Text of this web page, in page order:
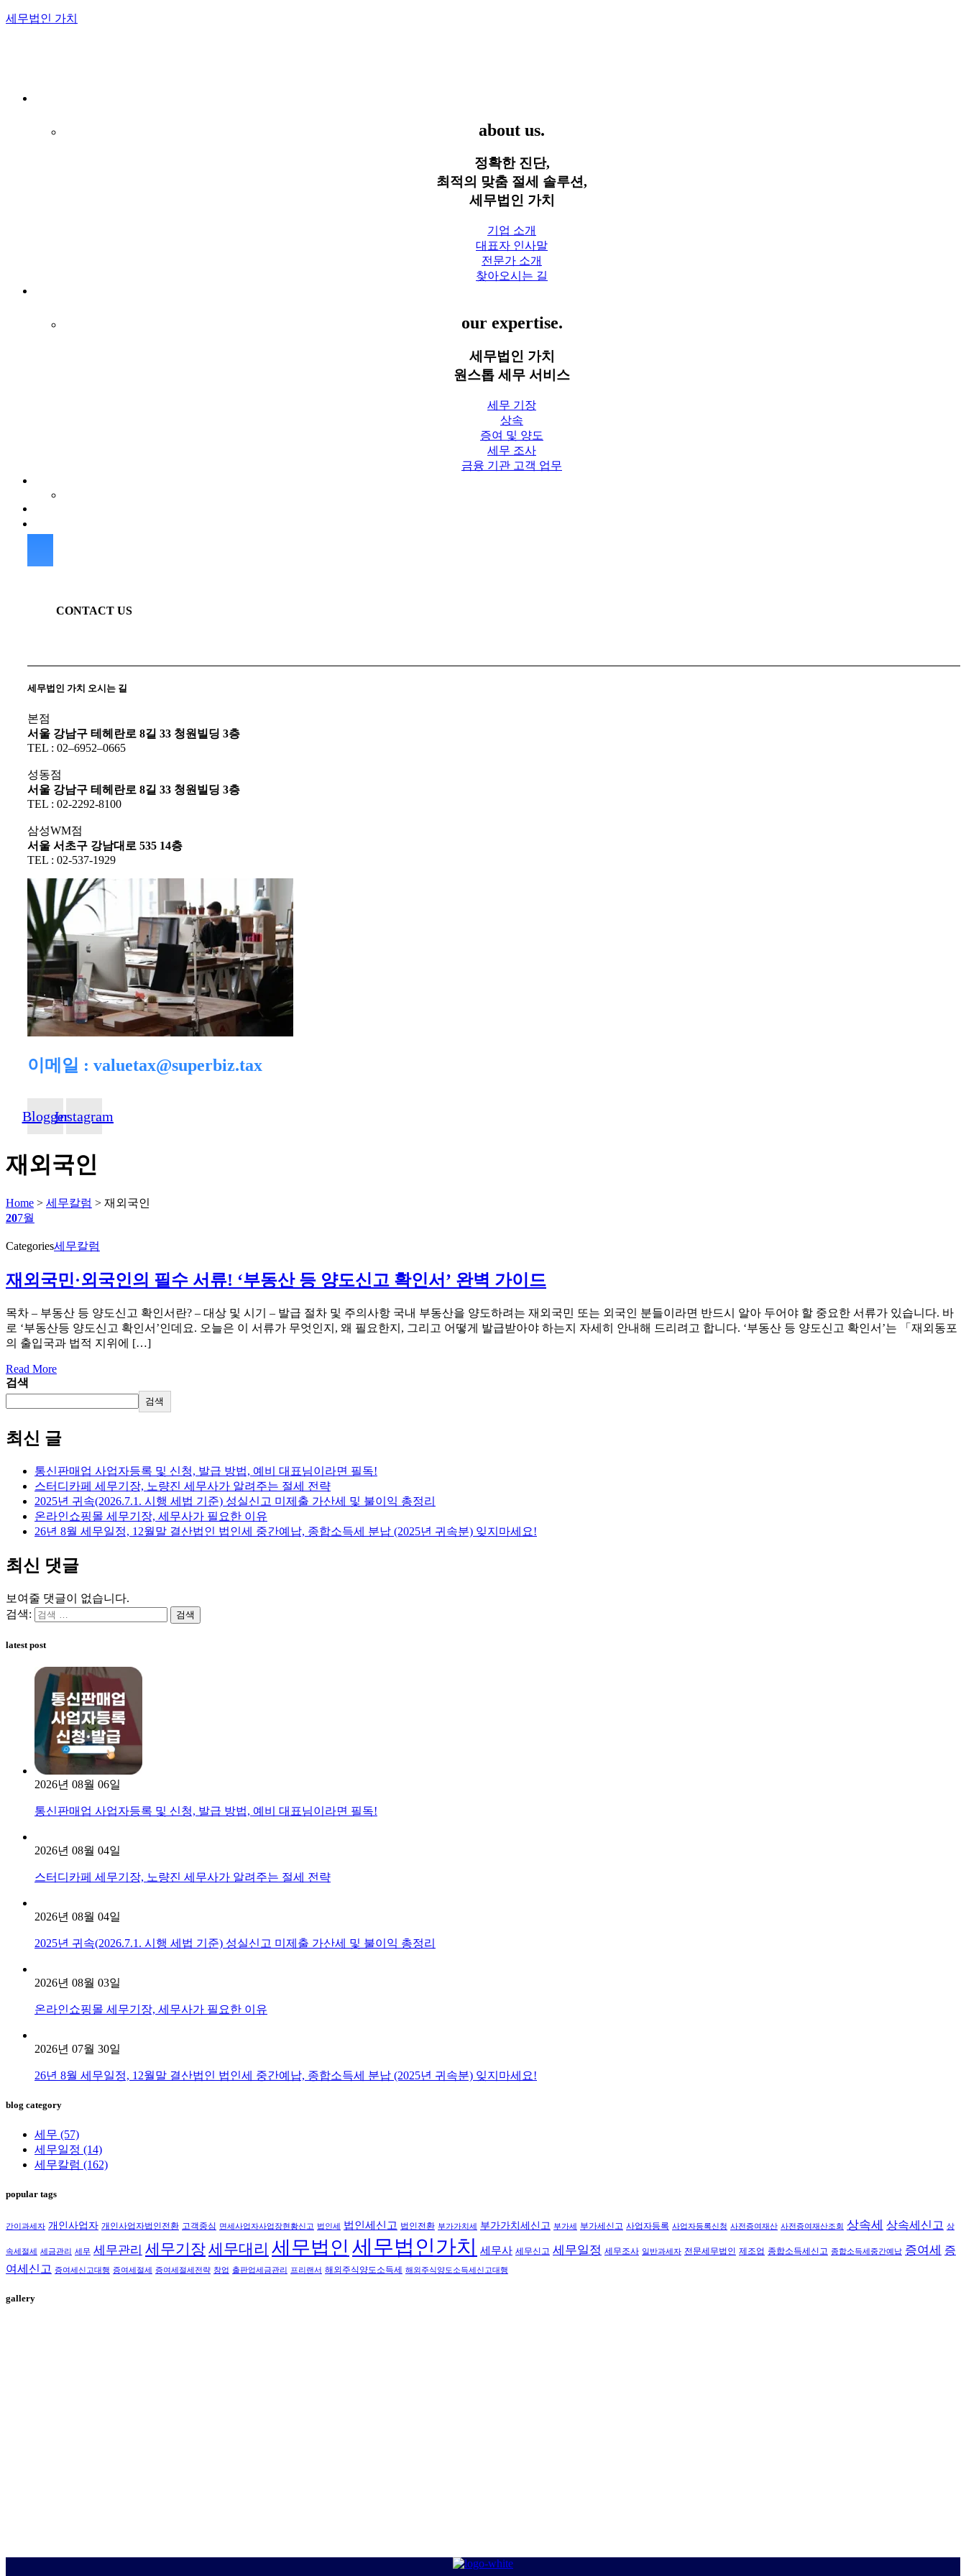
세무법인 가치
about us.
정확한 진단,
최적의 맞춤 절세 솔루션,
세무법인 가치
기업 소개
대표자 인사말
전문가 소개
찾아오시는 길
our expertise.
세무법인 가치
원스톱 세무 서비스
세무 기장
상속
증여 및 양도
세무 조사
금융 기관 고객 업무
CONTACT US
세무법인 가치 오시는 길
본점
서울 강남구 테헤란로 8길 33 청원빌딩 3층
TEL : 02–6952–0665
성동점
서울 강남구 테헤란로 8길 33 청원빌딩 3층
TEL : 02-2292-8100
삼성WM점
서울 서초구 강남대로 535 14층
TEL : 02-537-1929
이메일 : valuetax@superbiz.tax
BloggerInstagram
재외국인
Home > 세무칼럼 > 재외국인
207월
Categories세무칼럼
재외국민·외국인의 필수 서류! ‘부동산 등 양도신고 확인서’ 완벽 가이드
목차 – 부동산 등 양도신고 확인서란? – 대상 및 시기 – 발급 절차 및 주의사항 국내 부동산을 양도하려는 재외국민 또는 외국인 분들이라면 반드시 알아 두어야 할 중요한 서류가 있습니다. 바
로 ‘부동산등 양도신고 확인서’인데요. 오늘은 이 서류가 무엇인지, 왜 필요한지, 그리고 어떻게 발급받아야 하는지 자세히 안내해 드리려고 합니다. ‘부동산 등 양도신고 확인서’는 「재외동포
의 출입국과 법적 지위에 […]
Read More
검색
검색
최신 글
통신판매업 사업자등록 및 신청, 발급 방법, 예비 대표님이라면 필독!
스터디카페 세무기장, 노량진 세무사가 알려주는 절세 전략
2025년 귀속(2026.7.1. 시행 세법 기준) 성실신고 미제출 가산세 및 불이익 총정리
온라인쇼핑몰 세무기장, 세무사가 필요한 이유
26년 8월 세무일정, 12월말 결산법인 법인세 중간예납, 종합소득세 분납 (2025년 귀속분) 잊지마세요!
최신 댓글
보여줄 댓글이 없습니다.
검색:
latest post
2026년 08월 06일
통신판매업 사업자등록 및 신청, 발급 방법, 예비 대표님이라면 필독!
2026년 08월 04일
스터디카페 세무기장, 노량진 세무사가 알려주는 절세 전략
2026년 08월 04일
2025년 귀속(2026.7.1. 시행 세법 기준) 성실신고 미제출 가산세 및 불이익 총정리
2026년 08월 03일
온라인쇼핑몰 세무기장, 세무사가 필요한 이유
2026년 07월 30일
26년 8월 세무일정, 12월말 결산법인 법인세 중간예납, 종합소득세 분납 (2025년 귀속분) 잊지마세요!
blog category
세무 (57)
세무일정 (14)
세무칼럼 (162)
popular tags
간이과세자 개인사업자 개인사업자법인전환 고객중심 면세사업자사업장현황신고 법인세 법인세신고 법인전환 부가가치세 부가가치세신고 부가세 부가세신고 사업자등록 사업자등록신청 사전증여재산 사전증여재산조회 상속세 상속세신고 상
속세절세 세금관리 세무 세무관리 세무기장세무대리 세무법인 세무법인가치 세무사 세무신고 세무일정 세무조사 일반과세자 전문세무법인 제조업 종합소득세신고 종합소득세중간예납 증여세 증
여세신고 증여세신고대행 증여세절세 증여세절세전략 창업 출판업세금관리 프리랜서 해외주식양도소득세 해외주식양도소득세신고대행
gallery